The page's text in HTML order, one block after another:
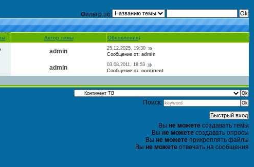
Фильтр по:
Автор темы Обновления↓
admin
25.12.2025, 19:30
Сообщение от: admin
admin
03.08.2011, 18:53
Сообщение от: continent
Поиск:
Вы не можете создавать темы
Вы не можете создавать опросы
Вы не можете прикреплять файлы
Вы не можете отвечать на сообщения